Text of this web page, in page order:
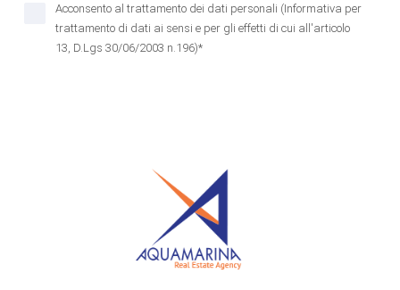
Acconsento al trattamento dei dati personali (Informativa per
trattamento di dati ai sensi e per gli effetti di cui all'articolo
13, D.Lgs 30/06/2003 n.196)*